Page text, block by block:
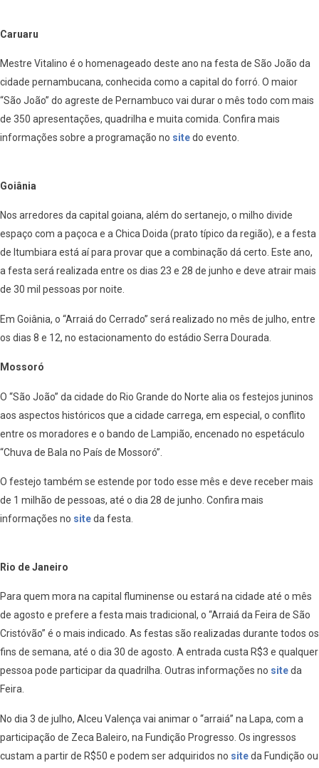
Caruaru
Mestre Vitalino é o homenageado deste ano na festa de São João da
cidade pernambucana, conhecida como a capital do forró. O maior
“São João” do agreste de Pernambuco vai durar o mês todo com mais
de 350 apresentações, quadrilha e muita comida. Confira mais
informações sobre a programação no sitedo evento.
Goiânia
Nos arredores da capital goiana, além do sertanejo, o milho divide
espaço com a paçoca e a Chica Doida (prato típico da região), e a festa
de Itumbiara está aí para provar que a combinação dá certo. Este ano,
a festa será realizada entre os dias 23 e 28 de junho e deve atrair mais
de 30 mil pessoas por noite.
Em Goiânia, o “Arraiá do Cerrado” será realizado no mês de julho, entre
os dias 8 e 12, no estacionamento do estádio Serra Dourada.
Mossoró
O “São João” da cidade do Rio Grande do Norte alia os festejos juninos
aos aspectos históricos que a cidade carrega, em especial, o conflito
entre os moradores e o bando de Lampião, encenado no espetáculo
“Chuva de Bala no País de Mossoró”.
O festejo também se estende por todo esse mês e deve receber mais
de 1 milhão de pessoas, até o dia 28 de junho. Confira mais
informações no siteda festa.
Rio de Janeiro
Para quem mora na capital fluminense ou estará na cidade até o mês
de agosto e prefere a festa mais tradicional, o “Arraiá da Feira de São
Cristóvão” é o mais indicado. As festas são realizadas durante todos os
fins de semana, até o dia 30 de agosto. A entrada custa R$3 e qualquer
pessoa pode participar da quadrilha. Outras informações no siteda
Feira.
No dia 3 de julho, Alceu Valença vai animar o “arraiá” na Lapa, com a
participação de Zeca Baleiro, na Fundição Progresso. Os ingressos
custam a partir de R$50 e podem ser adquiridos no siteda Fundição ou